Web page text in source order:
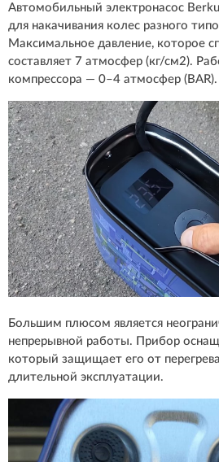
Автомобильный электронасос
для накачивания колес разного
Максимальное давление, которое
составляет 7 атмосфер (кг/см2).
компрессора — 0–4 атмосфер (BAR).
Большим плюсом является
непрерывной работы. Прибор
который защищает его от
длительной эксплуатации.